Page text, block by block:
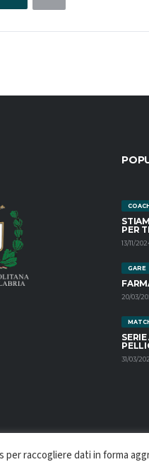
PER
13/11/
GARE
20/03/
31/03/
BASKET IN
per raccogliere dati in forma